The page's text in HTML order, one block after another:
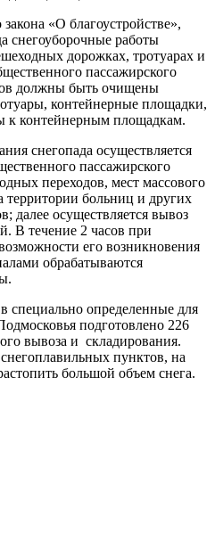
«О благоустройстве»,
снегоуборочные работы
дорожках, тротуарах и
пассажирского
должны быть очищены
контейнерные площадки,
к контейнерным площадкам.
снегопада осуществляется
пассажирского
переходов, мест массового
территории больниц и других
далее осуществляется вывоз
В течение 2 часов при
его возникновения
обрабатываются
специально определенные для
подготовлено 226
вывоза и складирования.
пунктов, на
большой объем снега.